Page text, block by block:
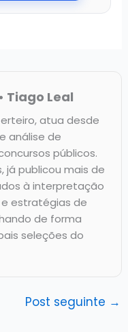
Tiago Leal
atua desde
análise de
públicos.
já publicou mais de
à interpretação
estratégias de
de forma
seleções do
Post seguinte →